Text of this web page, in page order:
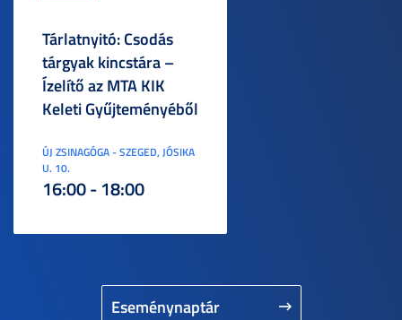
Eseménynaptár
Tárlatnyitó: Csodás
tárgyak kincstára –
Ízelítő az MTA KIK
Keleti Gyűjteményéből
ÚJ ZSINAGÓGA - SZEGED, JÓSIKA
U. 10.
16:00 - 18:00